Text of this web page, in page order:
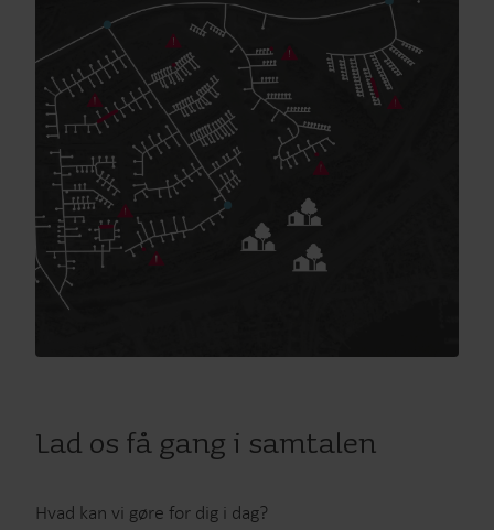
Lad os få gang i samtalen
Hvad kan vi gøre for dig i dag?